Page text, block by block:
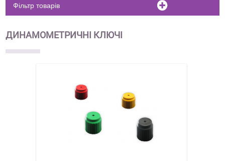
Фільтр товарів
ДИНАМОМЕТРИЧНІ КЛЮЧІ